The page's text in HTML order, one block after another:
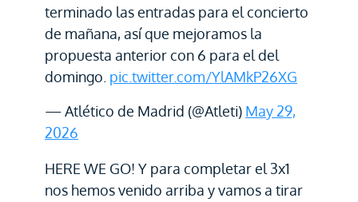
terminado las entradas para el concierto
de mañana, así que mejoramos la
propuesta anterior con 6 para el del
domingo. pic.twitter.com/YlAMkP26XG
— Atlético de Madrid (@Atleti) May 29,
2026
HERE WE GO! Y para completar el 3x1
nos hemos venido arriba y vamos a tirar